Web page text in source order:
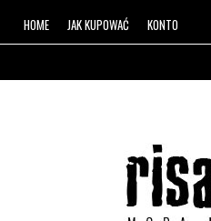
HOME JAK KUPOWAĆ KONTO